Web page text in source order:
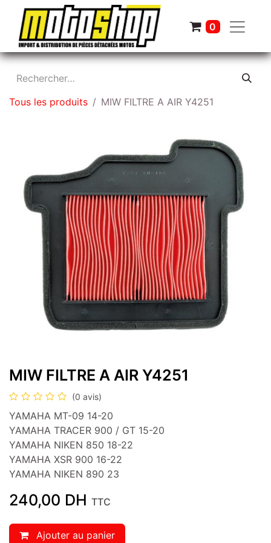
0
Tous les produits MIW FILTRE A AIR Y4251
MIW FILTRE A AIR Y4251
(0 avis)
YAMAHA MT-09 14-20
YAMAHA TRACER 900 / GT 15-20
YAMAHA NIKEN 850 18-22
YAMAHA XSR 900 16-22
YAMAHA NIKEN 890 23
240,00 DH TTC
Ajouter au panier